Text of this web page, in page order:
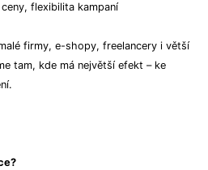
flexibilita kampaní
firmy, e-shopy, freelancery i větší
tam, kde má největší efekt – ke